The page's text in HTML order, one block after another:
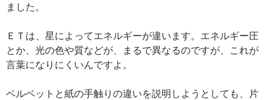
ました。
ＥＴは、星によってエネルギーが違います。エネルギー圧
とか、光の色や質などが、まるで異なるのですが、これが
言葉になりにくいんですよ。
ベルベットと紙の手触りの違いを説明しようとしても、片